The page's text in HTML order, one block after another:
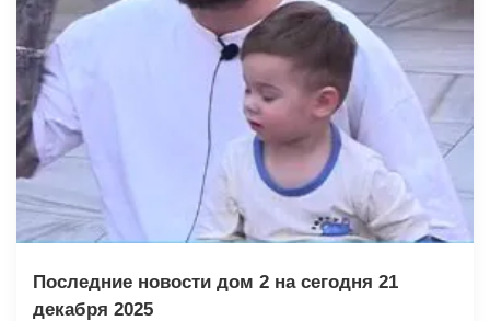
Последние новости дом 2 на сегодня 21
декабря 2025